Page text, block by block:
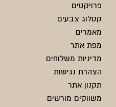
פרויקטים
קטלוג צבעים
מאמרים
מפת אתר
מדיניות משלוחים
הצהרת נגישות
תקנון אתר
משווקים מורשים